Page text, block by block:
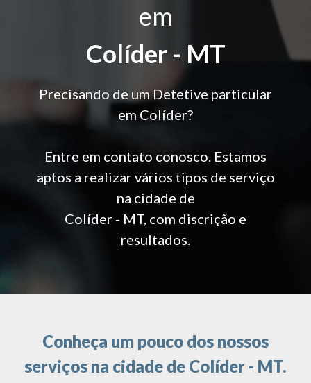
em
Colíder - MT
Precisando de um Detetive particular
em Colíder?
Entre em contato conosco. Estamos
aptos a realizar vários tipos de serviço
na cidade de
Colíder - MT, com discrição e
resultados.
Conheça um pouco dos nossos
serviços na cidade de Colíder - MT.